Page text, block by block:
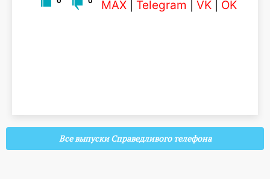
MAX Telegram VK OK
Все выпуски Справедливого телефона